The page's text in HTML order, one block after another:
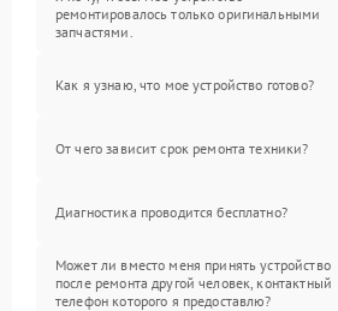
ремонтировалось только оригинальными
запчастями.
Как я узнаю, что мое устройство готово?
От чего зависит срок ремонта техники?
Диагностика проводится бесплатно?
Может ли вместо меня принять устройство
после ремонта другой человек, контактный
телефон которого я предоставлю?